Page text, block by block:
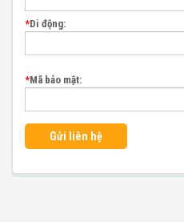
*Di động:
*Mã bảo mật:
Gửi liên hệ